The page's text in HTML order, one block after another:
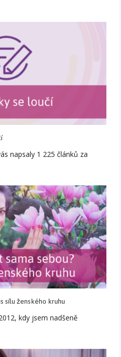
napsaly 1 225 článků za
sílu ženského kruhu
kdy jsem nadšeně